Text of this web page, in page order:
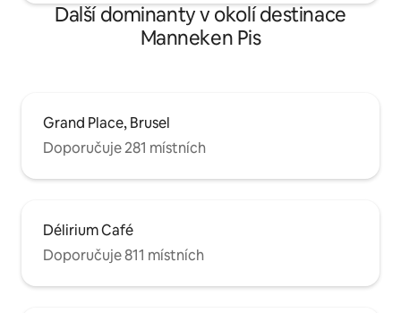
Další dominanty v okolí destinace
Manneken Pis
Grand Place, Brusel
Doporučuje 281 místních
Délirium Café
Doporučuje 811 místních